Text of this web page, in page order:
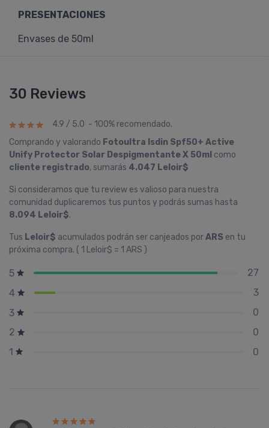
PRESENTACIONES
Envases de 50ml
30 Reviews
4.9 / 5.0 - 100% recomendado.
Comprando y valorando Fotoultra Isdin Spf50+ Active
Unify Protector Solar Despigmentante X 50ml como
cliente registrado, sumarás 4.047 Leloir$
Si consideramos que tu review es valioso para nuestra
comunidad duplicaremos tus puntos y podrás sumas hasta
8.094 Leloir$.
Tus Leloir$ acumulados podrán ser canjeados porARS en tu
próxima compra. ( 1 Leloir$ = 1 ARS )
5
27
4
3
3
0
2
0
1
0